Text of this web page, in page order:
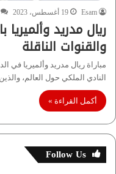
Esam 19 أغسطس، 2023
ريال مدريد
والقنوات الناقلة
مباراة ريال مدريد وألميريا في
النادي الملكي حول العالم،
أكمل القراءة »
Follow Us